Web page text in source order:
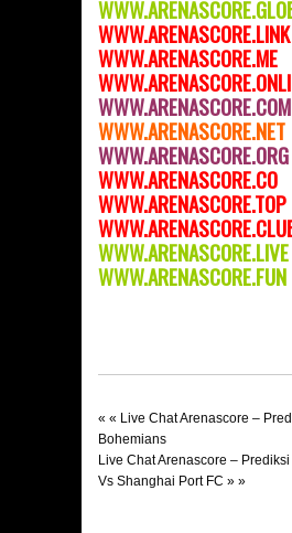
WWW.ARENASCORE.LINK
WWW.ARENASCORE.ME
WWW.ARENASCORE.COM
WWW.ARENASCORE.NET
WWW.ARENASCORE.ORG
WWW.ARENASCORE.CO
WWW.ARENASCORE.TOP
WWW.ARENASCORE.LIVE
WWW.ARENASCORE.FUN
« « Live Chat Arenascore –
Bohemians
Live Chat Arenascore –
Vs Shanghai Port FC » »